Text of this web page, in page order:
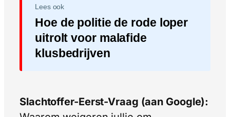
Lees ook
Hoe de politie de rode loper
uitrolt voor malafide
klusbedrijven
Slachtoffer-Eerst-Vraag (aan Google):